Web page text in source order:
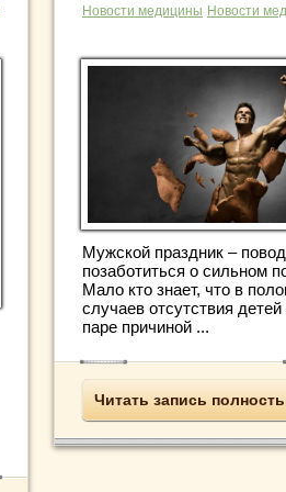
Новости медицины Новости
Мужской праздник – повод
позаботиться о сильном
Мало кто знает, что в
случаев отсутствия детей
паре причиной ...
Читать запись